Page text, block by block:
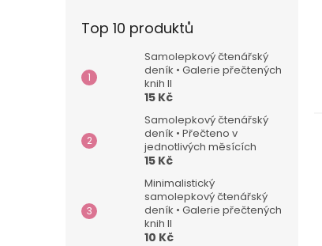
Top 10 produktů
Samolepkový čtenářský
deník • Galerie přečtených
knih II
15 Kč
Samolepkový čtenářský
deník • Přečteno v
jednotlivých měsících
15 Kč
Minimalistický
samolepkový čtenářský
deník • Galerie přečtených
knih II
10 Kč